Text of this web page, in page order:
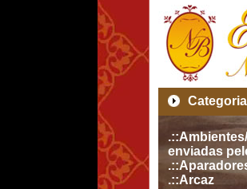
enviadas
.::Arcaz